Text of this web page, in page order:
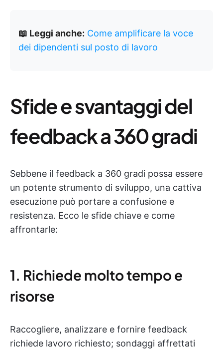
📖 Leggi anche: Come amplificare la voce
dei dipendenti sul posto di lavoro
Sfide e svantaggi del
feedback a 360 gradi
Sebbene il feedback a 360 gradi possa essere
un potente strumento di sviluppo, una cattiva
esecuzione può portare a confusione e
resistenza. Ecco le sfide chiave e come
affrontarle:
1. Richiede molto tempo e
risorse
Raccogliere, analizzare e fornire feedback
richiede lavoro richiesto; sondaggi affrettati